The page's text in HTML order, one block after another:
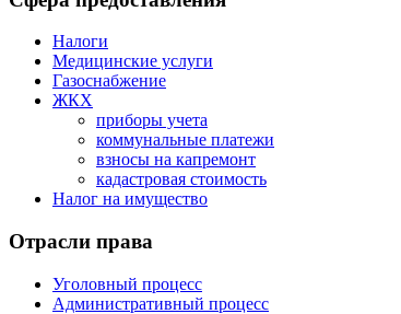
Налоги
Медицинские услуги
Газоснабжение
ЖКХ
приборы учета
коммунальные платежи
взносы на капремонт
кадастровая стоимость
Налог на имущество
Отрасли права
Уголовный процесс
Административный процесс